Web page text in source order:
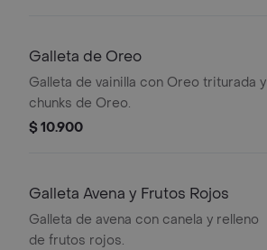
Galleta de Oreo
Galleta de vainilla con Oreo triturada y
chunks de Oreo.
$ 10.900
Galleta Avena y Frutos Rojos
Galleta de avena con canela y relleno
de frutos rojos.